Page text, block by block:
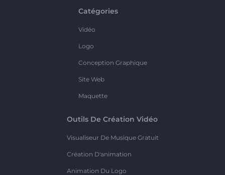
Catégories
Vidéo
Logo
Conception Graphique
Site Web
Maquette
Outils De Création Vidéo
Visualiseur De Musique Gratuit
Création D'animation
Animation Du Logo